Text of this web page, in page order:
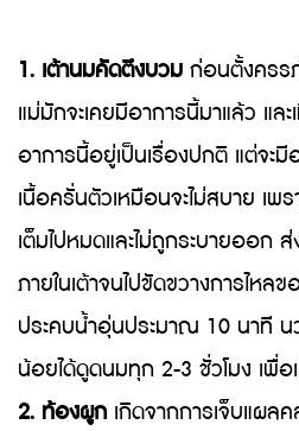
1. เต้านมคัดตึงบวม ก่อนตั้งครร
แม่มักจะเคยมีอาการนี้มาแล้ว แ
อาการนี้อยู่เป็นเรื่องปกติ แต่จะ
เนื้อครั่นตัวเหมือนจะไม่สบาย เพ
เต็มไปหมดและไม่ถูกระบายออก
ภายในเต้าจนไปขัดขวางการไหล
ประคบน้ำอุ่นประมาณ 10 นาที น
น้อยได้ดูดนมทุก 2-3 ชั่วโมง เพื่
2. ท้องผูก เกิดจากการเจ็บแผ